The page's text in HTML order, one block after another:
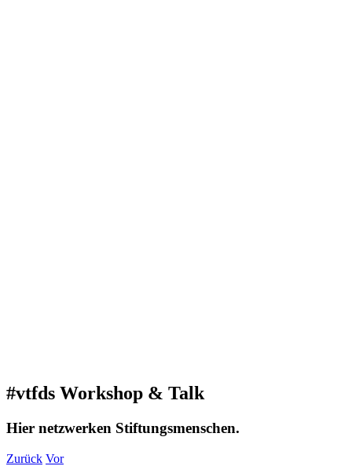
#vtfds Workshop & Talk
Hier netzwerken Stiftungsmenschen.
Zurück Vor